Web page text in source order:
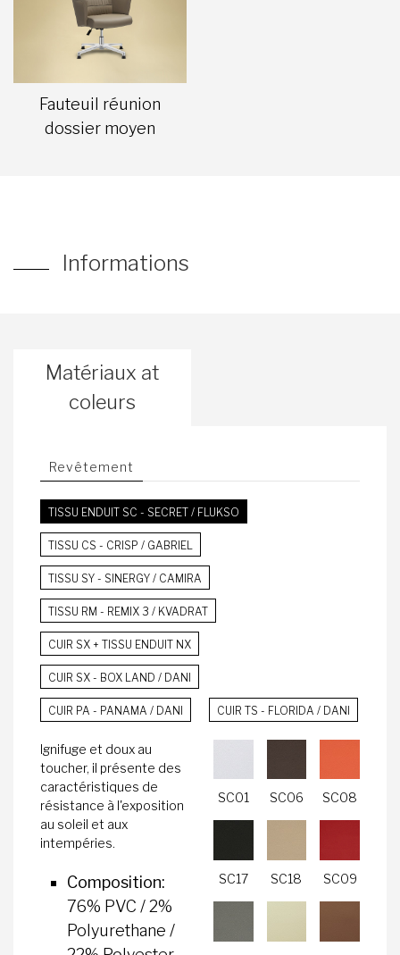
Fauteuil réunion
dossier moyen
Informations
Matériaux at
coleurs
Revêtement
TISSU ENDUIT SC - SECRET / FLUKSO
TISSU CS - CRISP / GABRIEL
TISSU SY - SINERGY / CAMIRA
TISSU RM - REMIX 3 / KVADRAT
CUIR SX + TISSU ENDUIT NX
CUIR SX - BOX LAND / DANI
CUIR PA - PANAMA / DANI CUIR TS - FLORIDA / DANI
Ignifuge et doux au
toucher, il présente des
caractéristiques de
résistance à l'exposition
au soleil et aux
intempéries.
Composition:
76% PVC / 2%
Polyurethane /
SC01 SC06 SC08
SC17 SC18 SC09